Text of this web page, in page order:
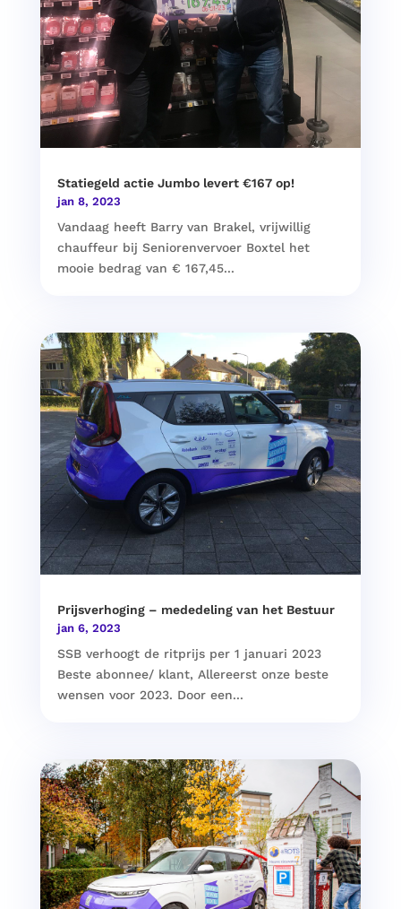
Statiegeld actie Jumbo levert €167 op!
jan 8, 2023
Vandaag heeft Barry van Brakel, vrijwillig
chauffeur bij Seniorenvervoer Boxtel het
mooie bedrag van € 167,45...
Prijsverhoging – mededeling van het Bestuur
jan 6, 2023
SSB verhoogt de ritprijs per 1 januari 2023
Beste abonnee/ klant, Allereerst onze beste
wensen voor 2023. Door een...